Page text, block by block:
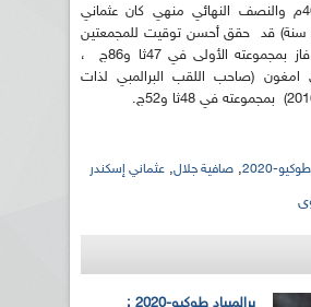
وفي سباق الـ400م والنصف النهائي منهي كان عثماني
اسكندر جميل (29 سنة) قد حقق أحسن توقيت للمجمعتين
المؤهلتيني حيث فاز بمجموعته الأولى في 47ثا و86ج ،
امغون (صاحب اللقب البرالمبي لذات
2020
, صافية جلال, عثماني إسكندر
برالمبياد طوكيو-2020 :